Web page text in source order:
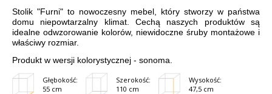
Stolik "Furni" to nowoczesny mebel, który stworzy w państwa
domu niepowtarzalny klimat. Cechą naszych produktów są
idealne odwzorowanie kolorów, niewidoczne śruby montażowe i
właściwy rozmiar.
Produkt w wersji kolorystycznej - sonoma.
Głębokość:
55 cm
Szerokość:
110 cm
Wysokość:
47,5 cm